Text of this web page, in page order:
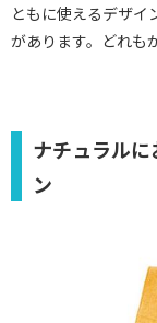
ともに使えるデザイ
があります。どれも
ナチュラル
ン